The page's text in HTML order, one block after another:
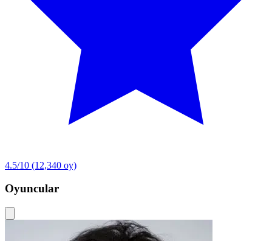
4.5/10 (12,340 oy)
Oyuncular